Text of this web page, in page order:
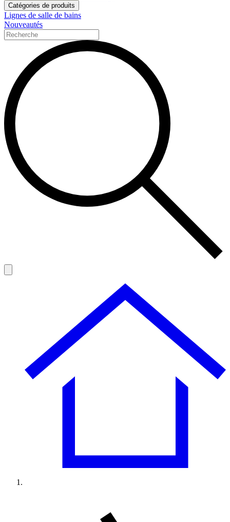
Catégories de produits
Lignes de salle de bains
Nouveautés